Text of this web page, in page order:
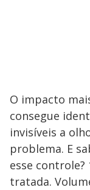
O impacto
consegue
invisíveis a
problema. E
esse
tratada.